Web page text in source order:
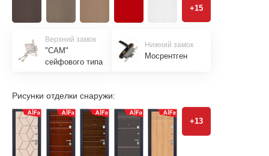
+15
Верхний замок
"САМ"
сейфового типа
Нижний замок
Мосрентген
Рисунки отделки снаружи:
+13